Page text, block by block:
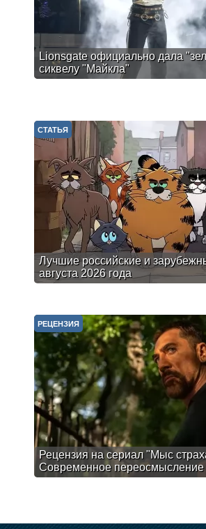
Lionsgate официально дала
сиквелу "Майкла"
Лучшие российские и
августа 2026 года
СТАТЬЯ
Рецензия на сериал "Мыс
Современное
РЕЦЕНЗИЯ